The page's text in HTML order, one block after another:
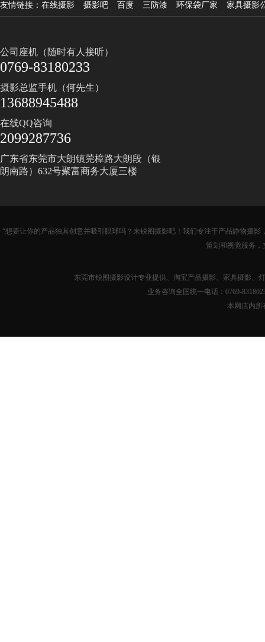
友情链接： 在线摄影 摄影吧 百度 三防漆 环保袋厂家 家具摄影
公司座机（随时有人接听）
0769-83180233
摄影总监手机（何先生）
13688945488
在线QQ咨询
2099287736
广东省东莞市大朗镇莞樟路大朗段（银
朗南路）632号聚富商务大厦三楼
“想要让你的产品独具创意并吸引眼球吗？来锐图摄影吧！我们专注于产品静物摄
策划和视觉服务，
东莞市锐图摄影设计专业提供、淘宝产品摄影、家具摄影、
业务咨询全国统一电话：0769-
本网店内所